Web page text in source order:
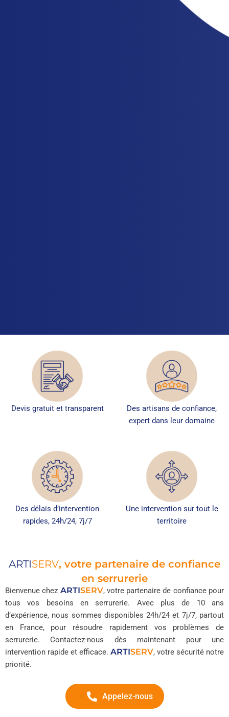
Devis gratuit et transparent
Des artisans de confiance,
expert dans leur domaine
Des délais d’intervention
rapides, 24h/24, 7j/7
Une intervention sur tout le
territoire
ARTISERV, votre partenaire de confiance
en serrurerie
Bienvenue chez ARTISERV, votre partenaire de confiance pour
tous vos besoins en serrurerie. Avec plus de 10 ans
d’expérience, nous sommes disponibles 24h/24 et 7j/7, partout
en France, pour résoudre rapidement vos problèmes de
serrurerie. Contactez-nous dès maintenant pour une
intervention rapide et efficace. ARTISERV, votre sécurité notre
priorité.
Appelez-nous